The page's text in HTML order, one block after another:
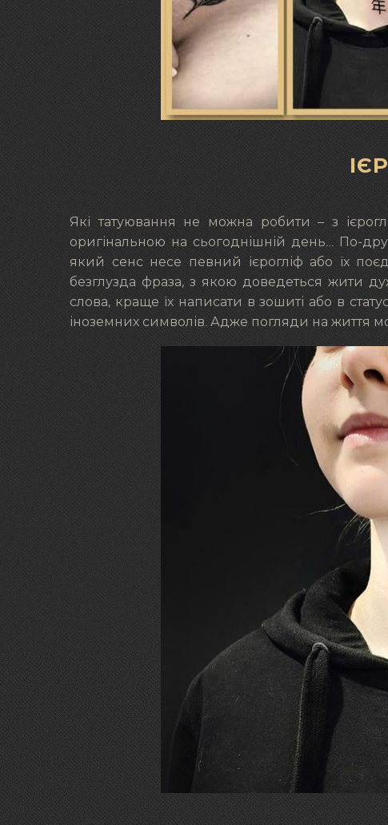
Які татуювання не можна робити – з
оригінальною на сьогоднішній день… По-
який сенс несе певний ієрогліф або їх
безглузда фраза, з якою доведеться жити
слова, краще їх написати в зошиті або в
іноземних символів. Адже погляди на життя